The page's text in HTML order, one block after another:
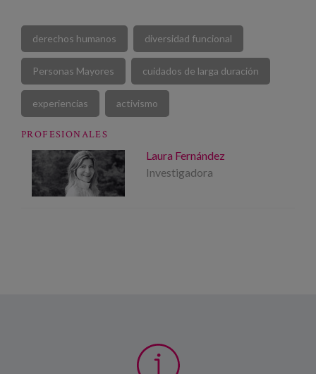
derechos humanos diversidad funcional
Personas Mayores cuidados de larga duración
experiencias activismo
PROFESIONALES
Laura Fernández
Investigadora